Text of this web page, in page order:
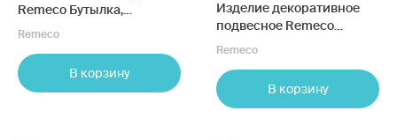
Remeco Бутылка,
4,5х4,5х14 см 809788
Remeco
В корзину
Изделие декоративное
подвесное Remeco
Машина 782373, 7х3х6 см
Remeco
В корзину